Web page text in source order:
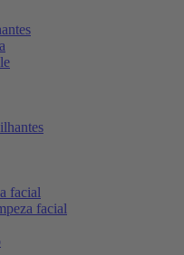
facial
facial